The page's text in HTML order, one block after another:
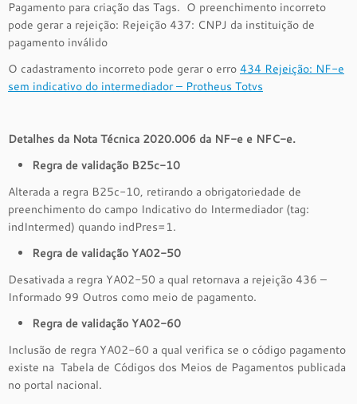
Pagamento para criação das Tags. O preenchimento incorreto
pode gerar a rejeição: Rejeição 437: CNPJ da instituição de
pagamento inválido
O cadastramento incorreto pode gerar o erro 434 Rejeição: NF-e
sem indicativo do intermediador – Protheus Totvs
Detalhes da Nota Técnica 2020.006 da NF-e e NFC-e.
Regra de validação B25c-10
Alterada a regra B25c-10, retirando a obrigatoriedade de
preenchimento do campo Indicativo do Intermediador (tag:
indIntermed) quando indPres=1.
Regra de validação YA02-50
Desativada a regra YA02-50 a qual retornava a rejeição 436 –
Informado 99 Outros como meio de pagamento.
Regra de validação YA02-60
Inclusão de regra YA02-60 a qual verifica se o código pagamento
existe na Tabela de Códigos dos Meios de Pagamentos publicada
no portal nacional.